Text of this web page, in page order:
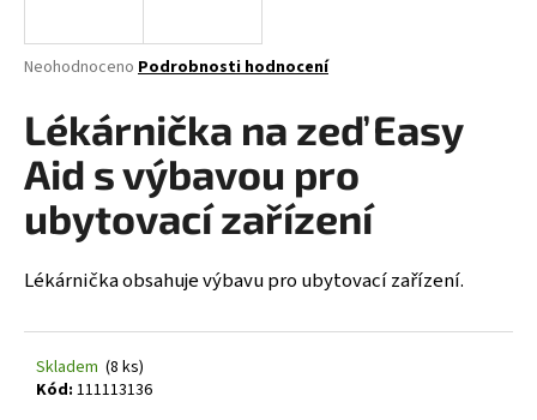
Průměrné
produktu
je
0,0
z
hvězdiček.
Neohodnoceno Podrobnosti hodnocení
Lékárnička na zeď Easy
Aid s výbavou pro
ubytovací zařízení
Lékárnička obsahuje výbavu pro ubytovací zařízení.
Skladem (8 ks)
Kód: 111113136
j
t
?
HLEDAT
D